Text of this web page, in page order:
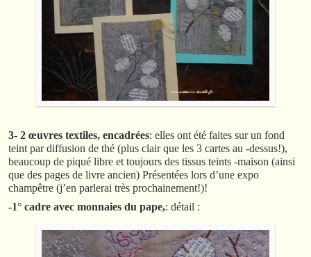
3- 2 œuvres textiles, encadrées: elles ont été faites sur un fond
teint par diffusion de thé (plus clair que les 3 cartes au -dessus!),
beaucoup de piqué libre et toujours des tissus teints -maison (ainsi
que des pages de livre ancien) Présentées lors d’une expo
champêtre (j’en parlerai très prochainement!)!
-1° cadre avec monnaies du pape,: détail :